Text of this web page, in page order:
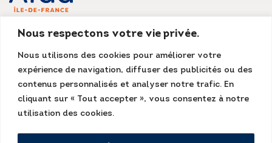
Nous respectons votre vie privée.
Nous utilisons des cookies pour améliorer votre
expérience de navigation, diffuser des publicités ou des
contenus personnalisés et analyser notre trafic. En
cliquant sur « Tout accepter », vous consentez à notre
utilisation des cookies.
AFAD IDF
Siège social
75018 Paris
Tél. : 01 55 07 13 13
accueil@afad-idf.asso.fr